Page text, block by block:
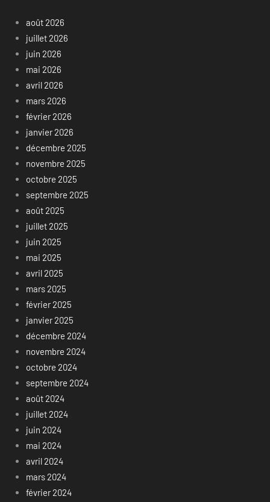
août 2026
juillet 2026
juin 2026
mai 2026
avril 2026
mars 2026
février 2026
janvier 2026
décembre 2025
novembre 2025
octobre 2025
septembre 2025
août 2025
juillet 2025
juin 2025
mai 2025
avril 2025
mars 2025
février 2025
janvier 2025
décembre 2024
novembre 2024
octobre 2024
septembre 2024
août 2024
juillet 2024
juin 2024
mai 2024
avril 2024
mars 2024
février 2024